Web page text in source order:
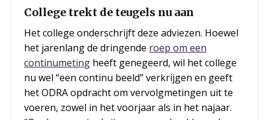
College trekt de teugels nu aan
Het college onderschrijft deze adviezen. Hoewel
het jarenlang de dringende roep om een
continumeting heeft genegeerd, wil het college
nu wel “een continu beeld” verkrijgen en geeft
het ODRA opdracht om vervolgmetingen uit te
voeren, zowel in het voorjaar als in het najaar.